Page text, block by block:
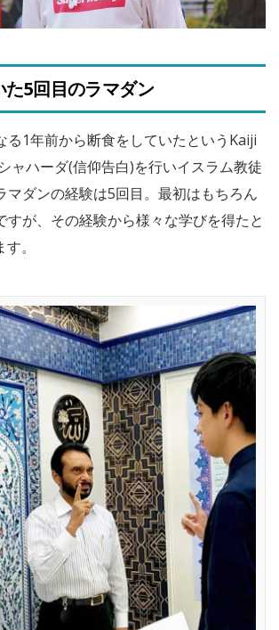
5回目のラマダン
る1年前から断食をしていたというKaiji
ャハーダ(信仰告白)を行いイスラム教徒
マダンの経験は5回目。最初はもちろん
すが、その経験から様々な学びを得たと
。